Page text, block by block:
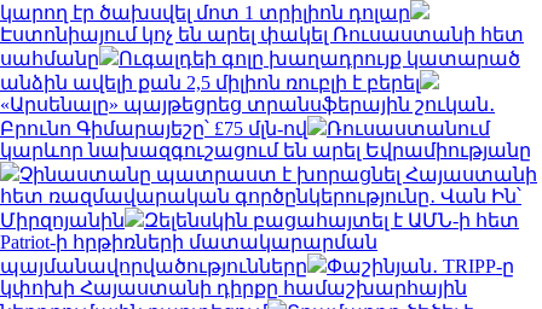
կարող էր ծախսվել մոտ 1 տրիլիոն դոլար
Էստոնիայում կոչ են արել փակել Ռուսաստանի հետ
սահմանը
Ուգալդեի գոլը խաղադրույք կատարած
անձին ավելի քան 2,5 միլիոն ռուբլի է բերել
«Արսենալը» պայթեցրեց տրանսֆերային շուկան․
Բրունո Գիմարայեշը՝ £75 մլն-ով
Ռուսաստանում
կարևոր նախազգուշացում են արել Եվրամիությանը
Չինաստանը պատրաստ է խորացնել Հայաստանի
հետ ռազմավարական գործընկերությունը․ Վան Ին՝
Միրզոյանին
Զելենսկին բացահայտել է ԱՄՆ-ի հետ
Patriot-ի հրթիռների մատակարարման
պայմանավորվածությունները
Փաշինյան․ TRIPP-ը
կփոխի Հայաստանի դիրքը համաշխարհային